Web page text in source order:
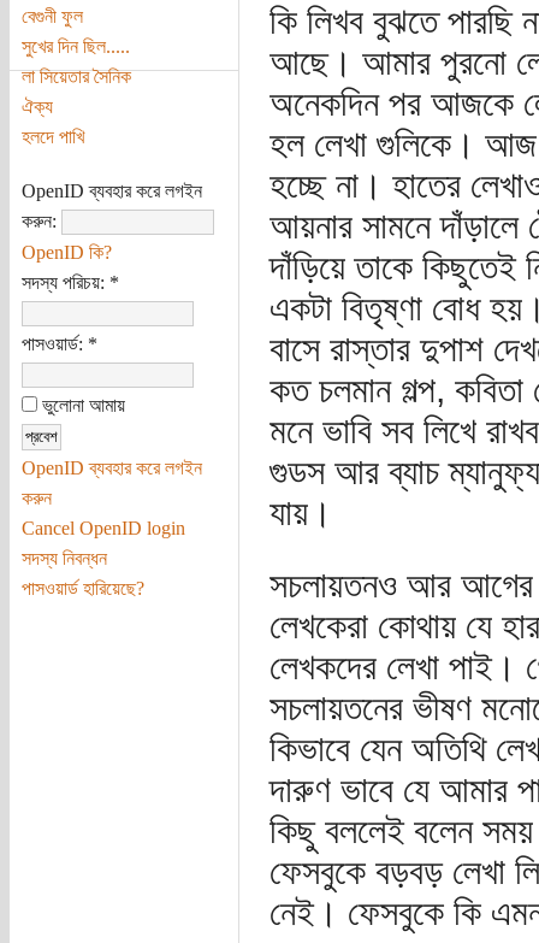
বেগুনী ফুল
সুখের দিন ছিল.....
লা সিয়েতার সৈনিক
ঐক্য
হলদে পাখি
OpenID ব্যবহার করে লগইন
করুন:
OpenID কি?
সদস্য পরিচয়: *
পাসওয়ার্ড: *
ভুলোনা আমায়
OpenID ব্যবহার করে লগইন
করুন
Cancel OpenID login
সদস্য নিবন্ধন
পাসওয়ার্ড হারিয়েছে?
কি লিখব বুঝতে পারছি
আছে। আমার পুরনো
অনেকদিন পর আজকে
হল লেখা গুলিকে। আজ
হচ্ছে না। হাতের
আয়নার সামনে
দাঁড়িয়ে তাকে কিছুতেই
একটা বিতৃষ্ণা বোধ
বাসে রাস্তার দুপাশ
কত চলমান গল্প,
মনে ভাবি সব লিখে
গুডস আর ব্যাচ
যায়।
সচলায়তনও আর আগের
লেখকেরা কোথায় যে
লেখকদের লেখা
সচলায়তনের ভীষণ
কিভাবে যেন অতিথি
দারুণ ভাবে যে আমার
কিছু বললেই বলেন
ফেসবুকে বড়বড় লেখা
নেই। ফেসবুকে কি